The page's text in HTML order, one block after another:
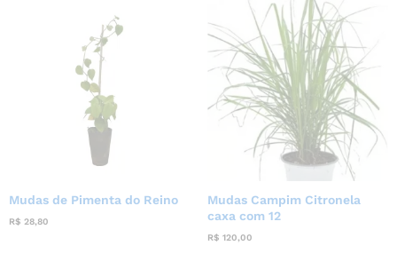
Mudas de Pimenta do Reino
R$ 28,80
Mudas Campim Citronela
caxa com 12
R$ 120,00